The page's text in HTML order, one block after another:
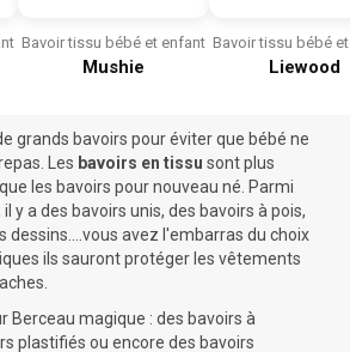
Bavoir tissu bébé et enfant
Mushie
Bavoir tissu bébé
Liewood
grands bavoirs pour éviter que bébé ne
Les bavoirs en tissu sont plus
les bavoirs pour nouveau né. Parmi
y a des bavoirs unis, des bavoirs à pois,
dessins....vous avez l'embarras du choix
ils sauront protéger les vêtements
Berceau magique : des bavoirs à
plastifiés ou encore des bavoirs